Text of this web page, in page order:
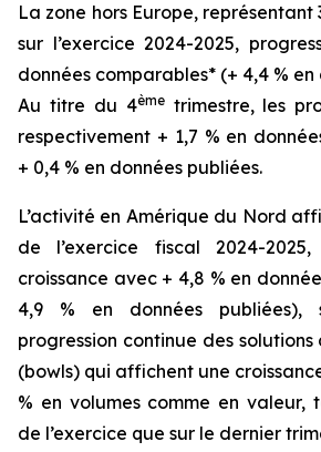
La zone hors Europe, représentant
sur l’exercice 2024-2025,
données comparables* (+ 4,4 %
Au titre du 4èmetrimestre, les
respectivement + 1,7 % en
+ 0,4 % en données publiées.
L’activité en Amérique du Nord
de l’exercice fiscal 2024-
croissance avec + 4,8 % en
4,9 % en données publiées),
progression continue des
(bowls) qui affichent une
% en volumes comme en valeur,
de l’exercice que sur le dernier